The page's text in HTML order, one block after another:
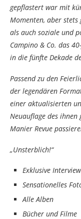
gepflastert war mit
Momenten, aber
als auch soziale und
Campino & Co. das
in die fünfte Dekade
Passend zu den
der legendären
einer aktualisierten
Neuauflage des
Manier Revue
„Unsterblich!“
Exklusive
Sensationelles
Alle Alben
Bücher und Filme